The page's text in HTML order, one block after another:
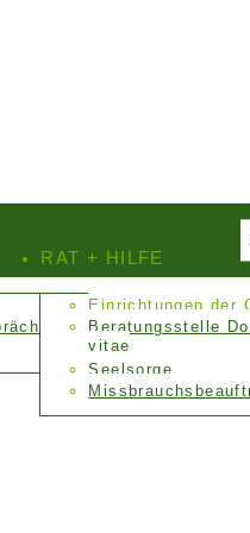
RAT + HILFE
Einrichtungen der
Beratungsstelle
vitae
Seelsorge